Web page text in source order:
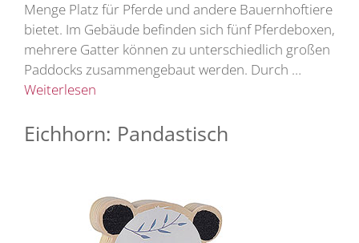
Menge Platz für Pferde und andere Bauernhoftiere
bietet. Im Gebäude befinden sich fünf Pferdeboxen,
mehrere Gatter können zu unterschiedlich großen
Paddocks zusammengebaut werden. Durch …
Weiterlesen
Eichhorn: Pandastisch